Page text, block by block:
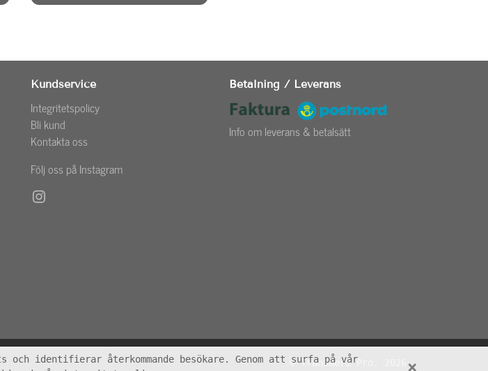
Kundservice
Integritetspolicy
Bli kund
Kontakta oss
Följ oss på Instagram
Instagram
Betalning / Leverans
Info om leverans & betalsätt
© Transmeri Pro. 2026
identifierar återkommande besökare. Genom att surfa på vår
×